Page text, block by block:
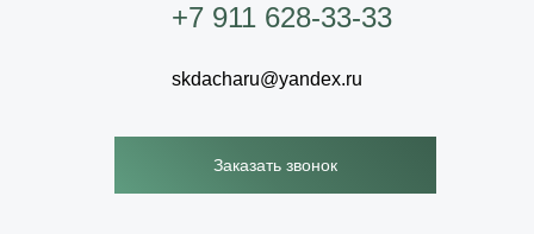
+7 911 628-33-33
skdacharu@yandex.ru
Заказать звонок